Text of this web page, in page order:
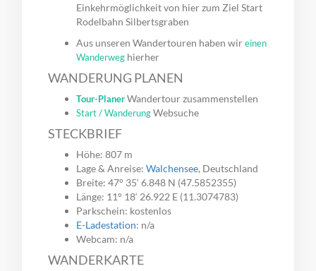
Einkehrmöglichkeit von hier zum Ziel Start
Rodelbahn Silbertsgraben
Aus unseren Wandertouren haben wireinen
Wanderweg hierher
WANDERUNG PLANEN
Tour-PlanerWandertour zusammenstellen
Start / WanderungWebsuche
STECKBRIEF
Höhe: 807 m
Lage & Anreise:Walchensee, Deutschland
Breite: 47° 35‘ 6.848 N (47.5852355)
Länge: 11° 18‘ 26.922 E (11.3074783)
Parkschein: kostenlos
E-Ladestation: n/a
Webcam: n/a
WANDERKARTE